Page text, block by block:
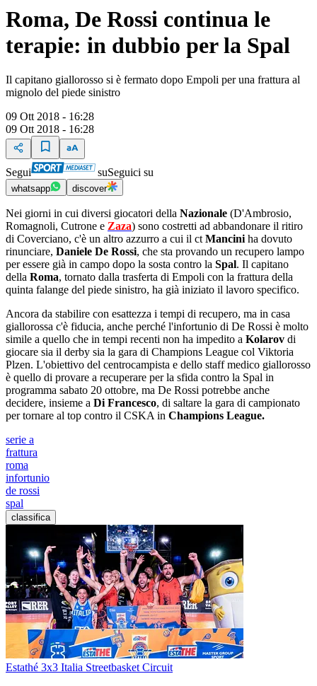
Roma, De Rossi continua le
terapie: in dubbio per la Spal
Il capitano giallorosso si è fermato dopo Empoli per una frattura al
mignolo del piede sinistro
09 Ott 2018 - 16:28
09 Ott 2018 - 16:28
Segui suSeguici su
whatsapp discover
Nei giorni in cui diversi giocatori della Nazionale (D'Ambrosio,
Romagnoli, Cutrone e Zaza) sono costretti ad abbandonare il ritiro
di Coverciano, c'è un altro azzurro a cui il ct Mancini ha dovuto
rinunciare, Daniele De Rossi, che sta provando un recupero lampo
per essere già in campo dopo la sosta contro la Spal. Il capitano
della Roma, tornato dalla trasferta di Empoli con la frattura della
quinta falange del piede sinistro, ha già iniziato il lavoro specifico.
Ancora da stabilire con esattezza i tempi di recupero, ma in casa
giallorossa c'è fiducia, anche perché l'infortunio di De Rossi è molto
simile a quello che in tempi recenti non ha impedito a Kolarov di
giocare sia il derby sia la gara di Champions League col Viktoria
Plzen. L'obiettivo del centrocampista e dello staff medico giallorosso
è quello di provare a recuperare per la sfida contro la Spal in
programma sabato 20 ottobre, ma De Rossi potrebbe anche
decidere, insieme a Di Francesco, di saltare la gara di campionato
per tornare al top contro il CSKA in Champions League.
serie a
frattura
roma
infortunio
de rossi
spal
classifica
Estathé 3x3 Italia Streetbasket Circuit